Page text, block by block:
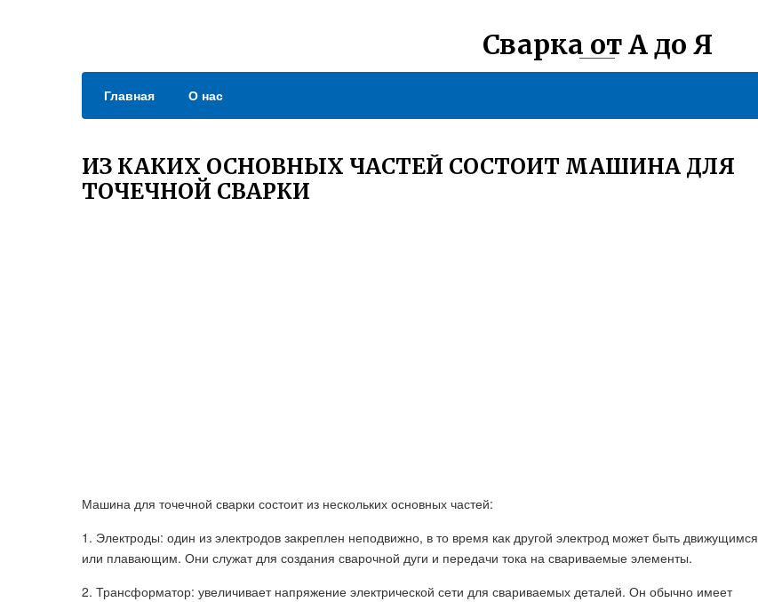
Сварка от А до Я
Главная О нас
ИЗ КАКИХ ОСНОВНЫХ ЧАСТЕЙ СОСТОИТ МАШИНА ДЛЯ
ТОЧЕЧНОЙ СВАРКИ
Машина для точечной сварки состоит из нескольких основных частей:
1. Электроды: один из электродов закреплен неподвижно, в то время как другой электрод может быть движущимся
или плавающим. Они служат для создания сварочной дуги и передачи тока на свариваемые элементы.
2. Трансформатор: увеличивает напряжение электрической сети для свариваемых деталей. Он обычно имеет